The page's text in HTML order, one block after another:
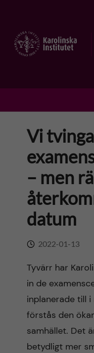
t
Vi
– men
datum
2022-01-13
Tyvärr har
in de
inplanerade till i
förstås den
samhället. Det
betydligt mer